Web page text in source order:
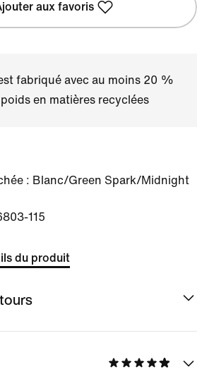
aux favoris
fabriqué avec au moins 20 %
en matières recyclées
: Blanc/Green Spark/Midnight
115
du produit